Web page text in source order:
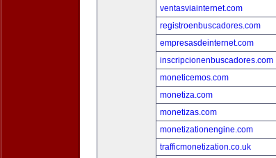
ventasviainternet.com
registroenbuscadores.com
empresasdeinternet.com
inscripcionenbuscadores.com
moneticemos.com
monetiza.com
monetizas.com
monetizationengine.com
trafficmonetization.co.uk